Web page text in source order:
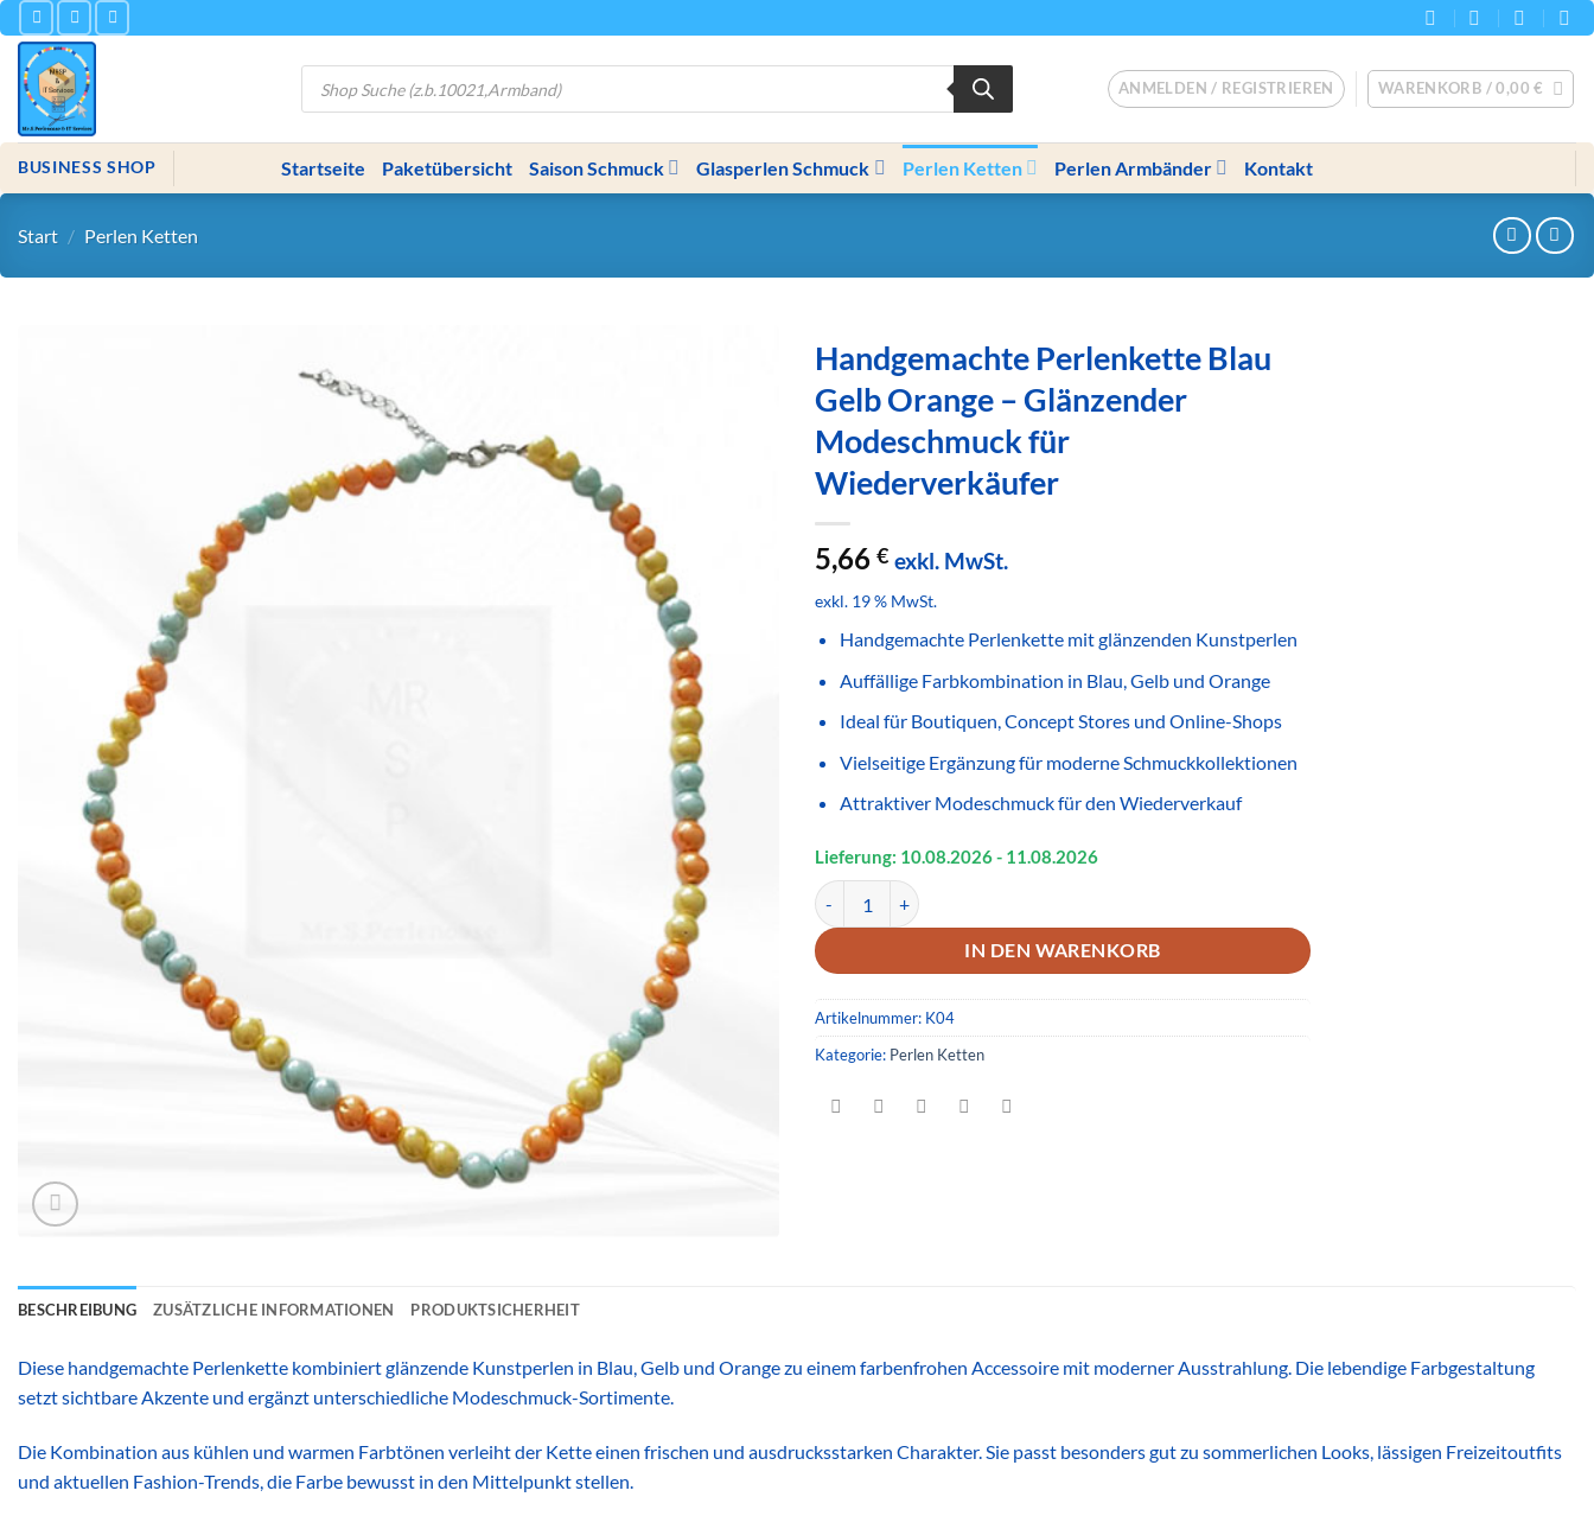
Zum
Inhalt
springen
Products
search
ANMELDEN / REGISTRIEREN WARENKORB /0,00€
BUSINESS SHOP Startseite Paketübersicht Saison Schmuck Glasperlen Schmuck Perlen Ketten Perlen Armbänder Kontakt
Start / Perlen Ketten
Handgemachte Perlenkette Blau
Gelb Orange – Glänzender
Modeschmuck für
Wiederverkäufer
5,66 € exkl. MwSt.
exkl. 19 % MwSt.
Handgemachte Perlenkette mit glänzenden Kunstperlen
Auffällige Farbkombination in Blau, Gelb und Orange
Ideal für Boutiquen, Concept Stores und Online-Shops
Vielseitige Ergänzung für moderne Schmuckkollektionen
Attraktiver Modeschmuck für den Wiederverkauf
Lieferung: 10.08.2026- 11.08.2026
Handgemachte Perlenkette Blau Gelb Orange – Glänzender Modeschmuck für Wiederverkäufer Menge
IN DEN WARENKORB
Artikelnummer: K04
Kategorie: Perlen Ketten
BESCHREIBUNG ZUSÄTZLICHE INFORMATIONEN PRODUKTSICHERHEIT
Diese handgemachte Perlenkette kombiniert glänzende Kunstperlen in Blau, Gelb und Orange zu einem farbenfrohen Accessoire mit moderner Ausstrahlung. Die lebendige Farbgestaltung
setzt sichtbare Akzente und ergänzt unterschiedliche Modeschmuck-Sortimente.
Die Kombination aus kühlen und warmen Farbtönen verleiht der Kette einen frischen und ausdrucksstarken Charakter. Sie passt besonders gut zu sommerlichen Looks, lässigen Freizeitoutfits
und aktuellen Fashion-Trends, die Farbe bewusst in den Mittelpunkt stellen.